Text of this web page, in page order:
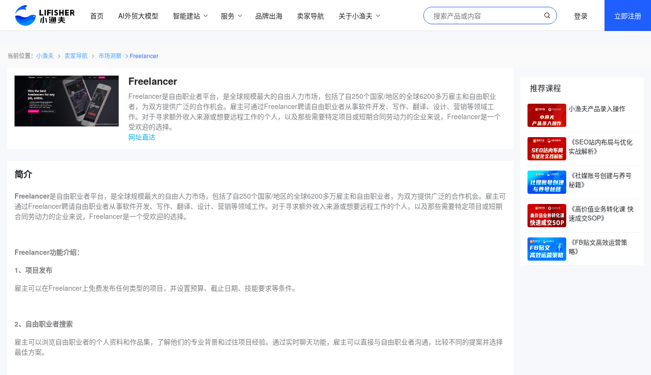
首页 AI外贸大模型 智能建站 服务 品牌出海 卖家导航 关于小渔夫 登录 立即注册
当前位置： 小渔夫 卖家导航 市场洞察 Freelancer
Freelancer
Freelancer是自由职业者平台，是全球规模最大的自由人力市场，包括了自250个国家/地区的全球6200多万雇主和自由职业
者，为双方提供广泛的合作机会。雇主可通过Freelancer聘请自由职业者从事软件开发、写作、翻译、设计、营销等领域工
作。对于寻求额外收入来源或想要远程工作的个人，以及那些需要特定项目或短期合同劳动力的企业来说，Freelancer是一个
受欢迎的选择。
网址直达
简介
Freelancer是自由职业者平台，是全球规模最大的自由人力市场，包括了自250个国家/地区的全球6200多万雇主和自由职业者，为双方提供广泛的合作机会。雇主可
通过Freelancer聘请自由职业者从事软件开发、写作、翻译、设计、营销等领域工作。对于寻求额外收入来源或想要远程工作的个人，以及那些需要特定项目或短期
合同劳动力的企业来说，Freelancer是一个受欢迎的选择。
Freelancer功能介绍：
1、项目发布
雇主可以在Freelancer上免费发布任何类型的项目，并设置预算、截止日期、技能要求等条件。
2、自由职业者搜索
雇主可以浏览自由职业者的个人资料和作品集，了解他们的专业背景和过往项目经验。通过实时聊天功能，雇主可以直接与自由职业者沟通，比较不同的提案并选择
最佳方案。
推荐课程
小渔夫产品录入操作
《SEO站内布局与优化
实战解析》
《社媒账号创建与养号
秘籍》
《高价值业务转化课 快
速成交SOP》
《FB贴文高效运营策
略》